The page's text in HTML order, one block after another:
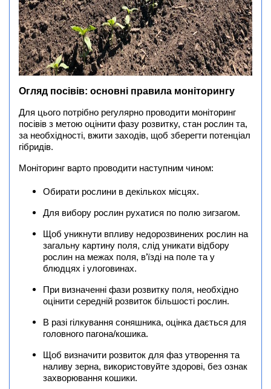
Огляд посівів: основні правила моніторингу
Для цього потрібно регулярно проводити моніторинг
посівів з метою оцінити фазу розвитку, стан рослин та,
за необхідності, вжити заходів, щоб зберегти потенціал
гібридів.
Моніторинг варто проводити наступним чином:
Обирати рослини в декількох місцях.
Для вибору рослин рухатися по полю зигзагом.
Щоб уникнути впливу недорозвинених рослин на
загальну картину поля, слід уникати відбору
рослин на межах поля, в’їзді на поле та у
блюдцях і улоговинах.
При визначенні фази розвитку поля, необхідно
оцінити середній розвиток більшості рослин.
В разі гілкування соняшника, оцінка дається для
головного пагона/кошика.
Щоб визначити розвиток для фаз утворення та
наливу зерна, використовуйте здорові, без ознак
захворювання кошики.